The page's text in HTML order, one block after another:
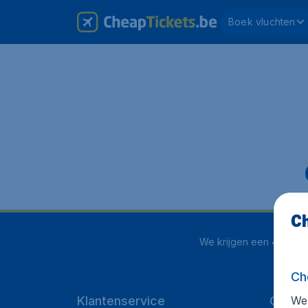
Boek vluchten
We krijgen een 4.1 uit 5
Klantenservice